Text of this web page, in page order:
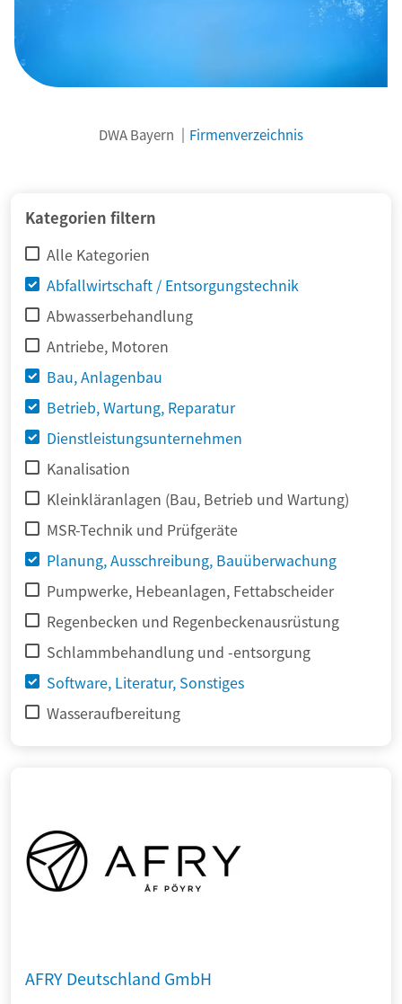
DWA Bayern Firmenverzeichnis
Kategorien filtern
Alle Kategorien
Abfallwirtschaft / Entsorgungstechnik
Abwasserbehandlung
Antriebe, Motoren
Bau, Anlagenbau
Betrieb, Wartung, Reparatur
Dienstleistungsunternehmen
Kanalisation
Kleinkläranlagen (Bau, Betrieb und Wartung)
MSR-Technik und Prüfgeräte
Planung, Ausschreibung, Bauüberwachung
Pumpwerke, Hebeanlagen, Fettabscheider
Regenbecken und Regenbeckenausrüstung
Schlammbehandlung und -entsorgung
Software, Literatur, Sonstiges
Wasseraufbereitung
AFRY Deutschland GmbH